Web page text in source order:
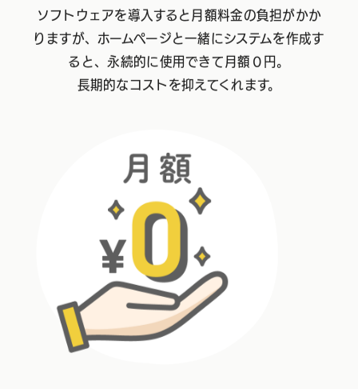
ソフトウェアを導入すると月額料金の負担がかか
りますが、ホームページと一緒にシステムを作成す
ると、永続的に使用できて月額０円。
長期的なコストを抑えてくれます。